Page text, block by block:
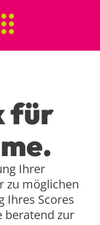
für
Ihrer
zu möglichen
Ihres Scores
beratend zur